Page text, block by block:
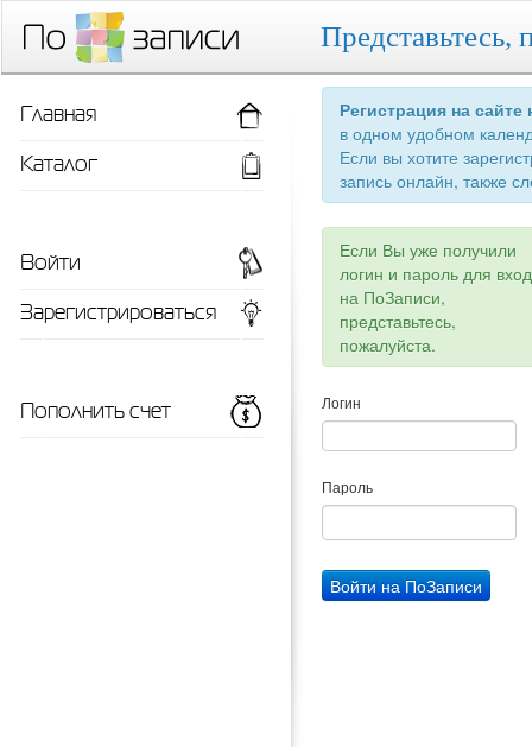
Представьтесь,
Регистрация на
в одном удобном
Если вы хотите
запись онлайн, также
Если Вы уже получили
логин и пароль для
на ПоЗаписи,
представьтесь,
пожалуйста.
Логин
Пароль
Главная
Каталог
Войти
Зарегистрироваться
Пополнить счет